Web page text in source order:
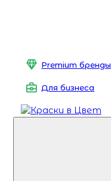
Premium бренды
Для бизнеса